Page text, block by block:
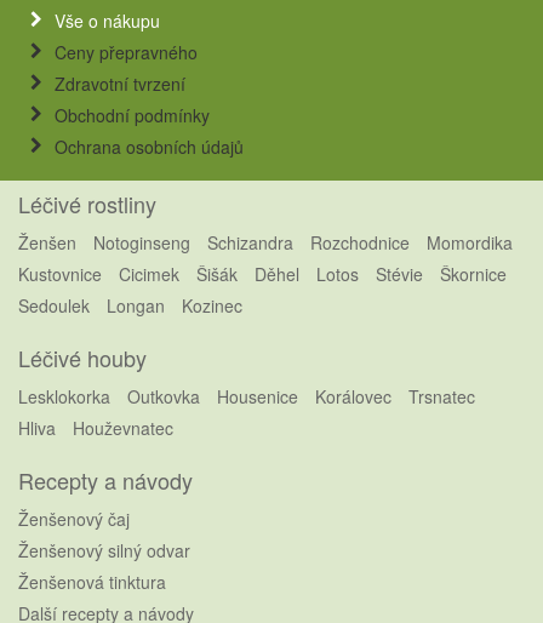
Vše o nákupu
Ceny přepravného
Zdravotní tvrzení
Obchodní podmínky
Ochrana osobních údajů
Léčivé rostliny
Ženšen Notoginseng Schizandra Rozchodnice
Momordika
Kustovnice
Cicimek Šišák Děhel Lotos Stévie
Škornice
Sedoulek
Longan Kozinec
Léčivé houby
Lesklokorka Outkovka Housenice Korálovec
Trsnatec
Hliva
Houževnatec
Recepty a návody
Ženšenový čaj
Ženšenový silný odvar
Ženšenová tinktura
Další recepty a návody